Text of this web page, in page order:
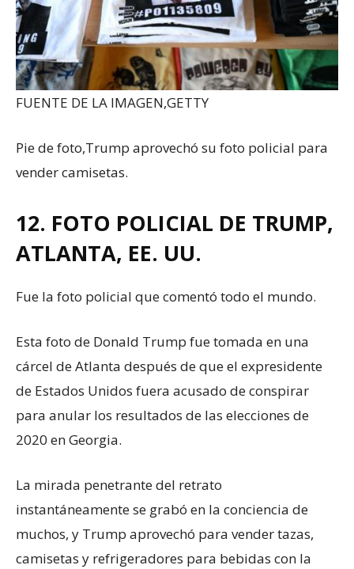
FUENTE DE LA IMAGEN,GETTY
Pie de foto,Trump aprovechó su foto policial para
vender camisetas.
12. FOTO POLICIAL DE TRUMP,
ATLANTA, EE. UU.
Fue la foto policial que comentó todo el mundo.
Esta foto de Donald Trump fue tomada en una
cárcel de Atlanta después de que el expresidente
de Estados Unidos fuera acusado de conspirar
para anular los resultados de las elecciones de
2020 en Georgia.
La mirada penetrante del retrato
instantáneamente se grabó en la conciencia de
muchos, y Trump aprovechó para vender tazas,
camisetas y refrigeradores para bebidas con la